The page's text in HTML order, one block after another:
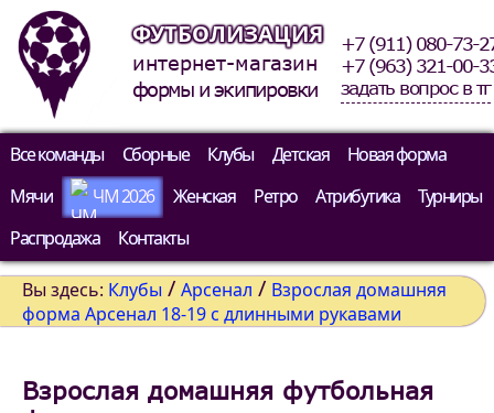
ФУТБОЛИЗАЦИЯ
интернет-магазин
формы и экипировки
+7 (911) 080-73-
+7 (963) 321-00-
задать вопрос в тг
Все команды Сборные Клубы Детская
Новая форма
Мячи
ЧМ 2026 Женская Ретро Атрибутика
Турниры
Распродажа
Контакты
Вы здесь: Клубы / Арсенал / Взрослая домашняя
форма Арсенал 18-19 c длинными рукавами
Взрослая домашняя футбольная